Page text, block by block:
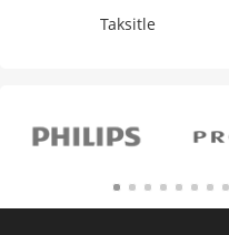
Taksitle